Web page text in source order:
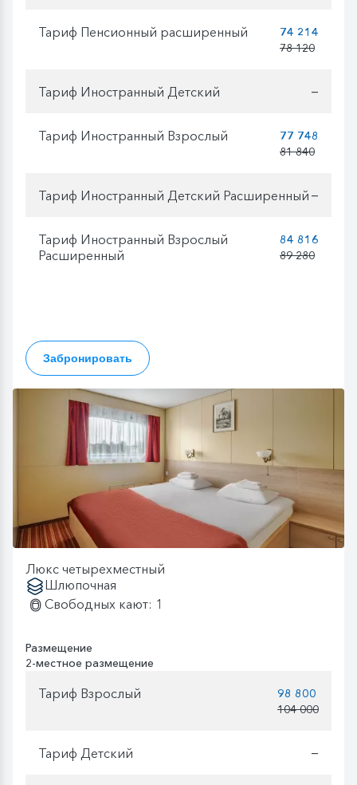
Тариф Пенсионный расширенный
74 214
78 120
Тариф Иностранный Детский —
Тариф Иностранный Взрослый
77 748
81 840
Тариф Иностранный Детский Расширенный —
Тариф Иностранный Взрослый
Расширенный
84 816
89 280
Забронировать
Люкс четырехместный
Шлюпочная
Свободных кают: 1
Размещение
2-местное размещение
Тариф Взрослый
98 800
104 000
Тариф Детский —